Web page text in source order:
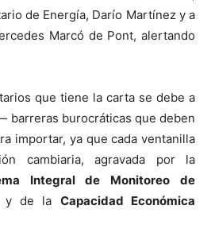
de Energía, Darío Martínez y a
Marcó de Pont, alertando
que tiene la carta se debe a
barreras burocráticas que deben
importar, ya que cada ventanilla
cambiaria, agravada por la
Integral de Monitoreo de
y de la Capacidad Económica